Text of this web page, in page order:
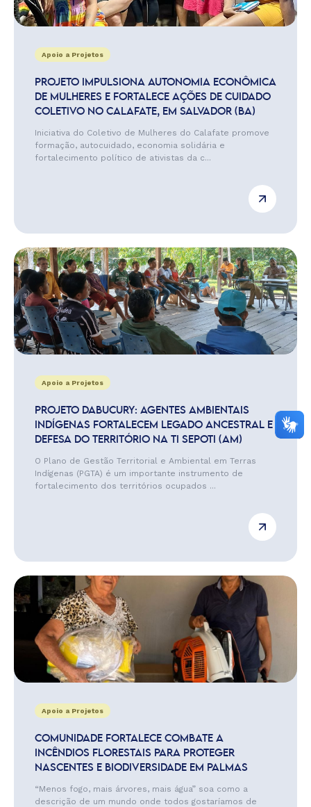
Apoio a Projetos
PROJETO IMPULSIONA AUTONOMIA ECONÔMICA
DE MULHERES E FORTALECE AÇÕES DE CUIDADO
COLETIVO NO CALAFATE, EM SALVADOR (BA)
Iniciativa do Coletivo de Mulheres do Calafate promove
formação, autocuidado, economia solidária e
fortalecimento político de ativistas da c...
Apoio a Projetos
PROJETO DABUCURY: AGENTES AMBIENTAIS
INDÍGENAS FORTALECEM LEGADO ANCESTRAL E
DEFESA DO TERRITÓRIO NA TI SEPOTI (AM)
O Plano de Gestão Territorial e Ambiental em Terras
Indígenas (PGTA) é um importante instrumento de
fortalecimento dos territórios ocupados ...
Apoio a Projetos
COMUNIDADE FORTALECE COMBATE A
INCÊNDIOS FLORESTAIS PARA PROTEGER
NASCENTES E BIODIVERSIDADE EM PALMAS
“Menos fogo, mais árvores, mais água” soa como a
descrição de um mundo onde todos gostaríamos de